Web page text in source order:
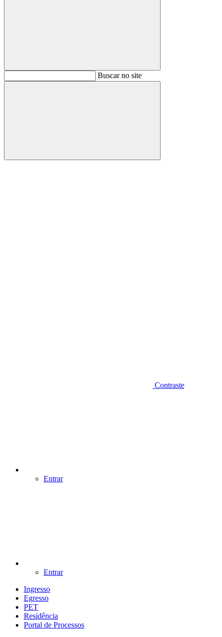
BuscarBuscar no site
Buscar
Contraste
Entrar
Entrar
Ingresso
Egresso
PET
Residência
Portal de Processos